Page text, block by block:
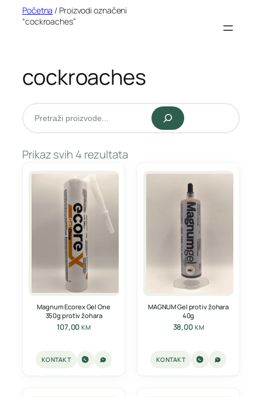
Početna / Proizvodi označeni
“cockroaches”
cockroaches
Pretraži
Prikaz svih 4 rezultata
Magnum Ecorex Gel One
350g protiv žohara
107,00KM
KONTAKT
MAGNUM Gel protiv žohara
40g
38,00 KM
KONTAKT